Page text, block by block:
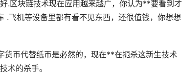
.区块链技术现在应用越来越广，你认为**要看到才
.飞机等设备里都有看不见东西，还很值钱，你想想
币代替纸币是必然的，现在**在扼杀这新生技术
术的杀手。